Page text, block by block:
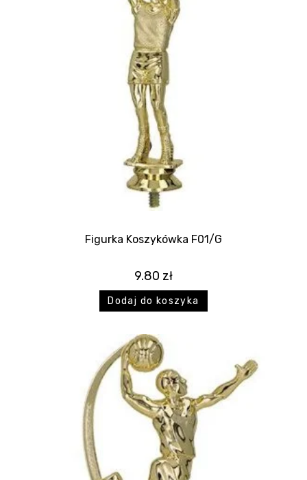
Figurka Koszykówka F01/G
9.80 zł
Dodaj do koszyka